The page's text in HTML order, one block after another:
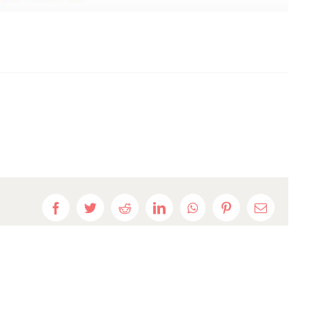
FacebookTwitterRedditLinkedInWhatsAppPinterest
E-